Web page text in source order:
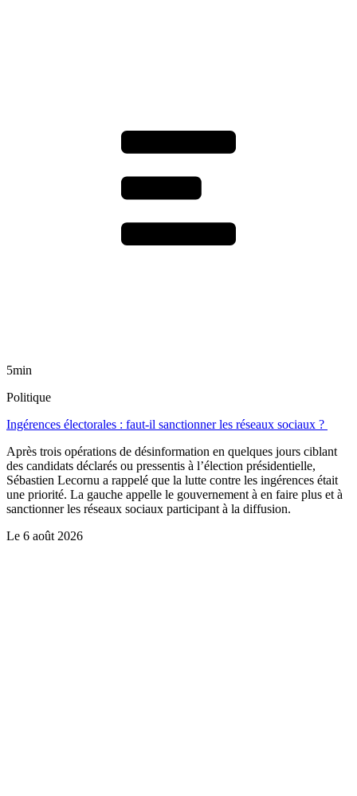
5min
Politique
Ingérences électorales : faut-il sanctionner les réseaux sociaux ?
Après trois opérations de désinformation en quelques jours ciblant
des candidats déclarés ou pressentis à l’élection présidentielle,
Sébastien Lecornu a rappelé que la lutte contre les ingérences était
une priorité. La gauche appelle le gouvernement à en faire plus et à
sanctionner les réseaux sociaux participant à la diffusion.
Le 6 août 2026